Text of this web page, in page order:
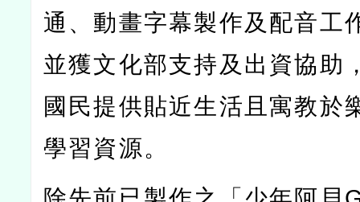
通、動畫字幕製作及配音工
並獲文化部支持及出資協助
國民提供貼近生活且寓教於
學習資源。